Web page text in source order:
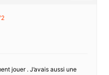
jouer . J’avais aussi une